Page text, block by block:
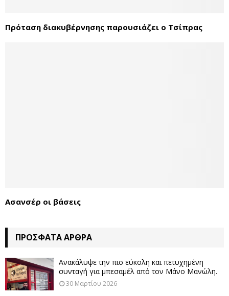
Πρόταση διακυβέρνησης παρουσιάζει ο Τσίπρας
Ασανσέρ οι βάσεις
ΠΡΌΣΦΑΤΑ ΆΡΘΡΑ
Ανακάλυψε την πιο εύκολη και πετυχημένη
συνταγή για μπεσαμέλ από τον Μάνο Μανώλη.
30 Μαρτίου 2026